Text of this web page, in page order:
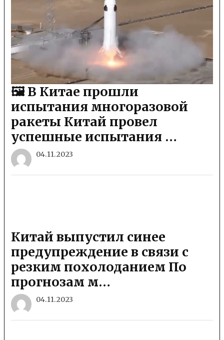
🖼 В Китае прошли
испытания многоразовой
ракеты Китай провел
успешные испытания …
04.11.2023
Китай выпустил синее
предупреждение в связи с
резким похолоданием По
прогнозам м…
04.11.2023